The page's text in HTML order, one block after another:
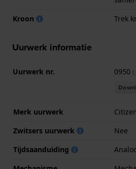
Kroon
Trek
Uurwerk informatie
Uurwerk nr. 0950 (
Merk uurwerk
Zwitsers uurwerk
Nee
Tijdsaanduiding